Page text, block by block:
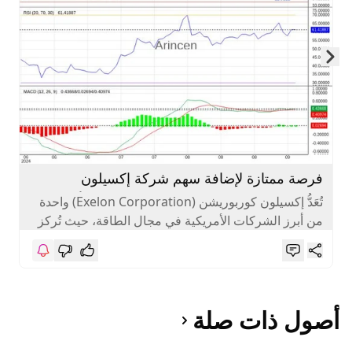
فرصة ممتازة لإضافة سهم شركة إكسيلون
كوربوريشن رائدة الطاقة المستدامة في الأسواق
الأمريكية إلى محفظتك
تُعَدُّ إكسيلون كوربوريشن (Exelon Corporation) واحدة
من أبرز الشركات الأمريكية في مجال الطاقة، حيث تُركز
على توفير الطاقة الكهربائية من...
Skip to next slide page
أصول ذات صلة